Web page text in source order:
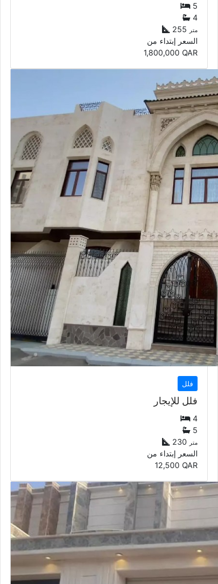
5
4
255 متر
السعر إبتداء من
1,800,000 QAR
فلل
فلل للإيجار
4
5
230 متر
السعر إبتداء من
12,500 QAR